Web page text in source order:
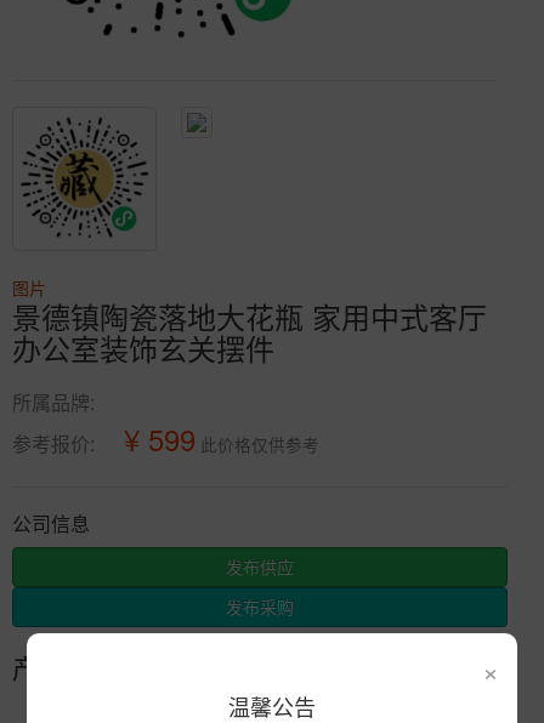
×
温馨公告
图片
景德镇陶瓷落地大花瓶 家用中式客厅
办公室装饰玄关摆件
所属品牌:
参考报价:
¥ 599 此价格仅供参考
公司信息
发布供应
发布采购
产品参数